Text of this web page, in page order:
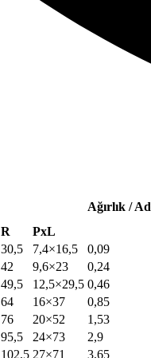
Ağırlık /
R
PxL
30,5 7,4×16,5 0,09
42 9,6×23 0,24
49,5 12,5×29,5 0,46
64 16×37 0,85
76 20×52 1,53
95,5 24×73 2,9
102,5 27×71 3,65